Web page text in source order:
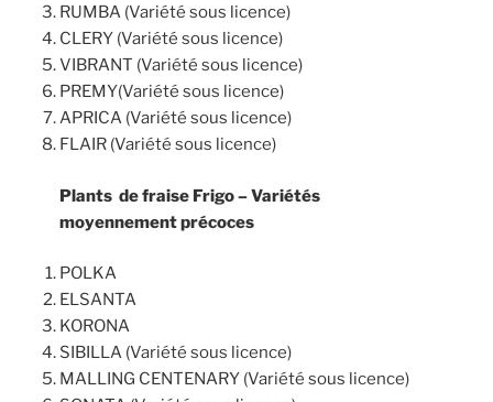
RUMBA (Variété sous licence)
CLERY (Variété sous licence)
VIBRANT (Variété sous licence)
PREMY(Variété sous licence)
APRICA (Variété sous licence)
FLAIR (Variété sous licence)
Plants de fraise Frigo – Variétés
moyennement précoces
POLKA
ELSANTA
KORONA
SIBILLA (Variété sous licence)
MALLING CENTENARY (Variété sous licence)